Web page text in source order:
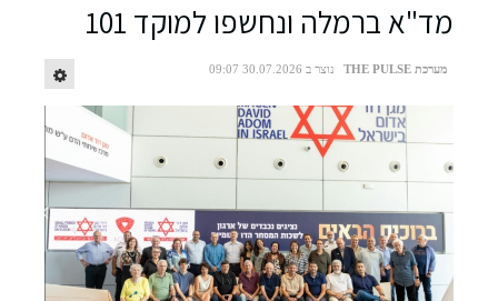
מד"א ברמלה ונחשפו למוקד 101
מערכת THE PULSE נוצר ב 30.07.2026 09:07